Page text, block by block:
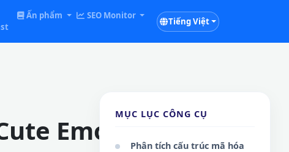
Ấn phẩm SEO Monitor
Tiếng Việt
Emoticons
MỤC LỤC CÔNG CỤ
Phân tích cấu trúc mã hóa